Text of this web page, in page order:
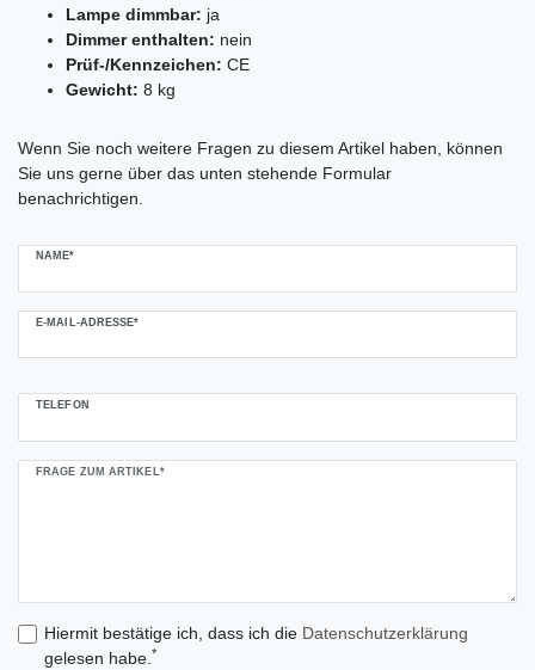
Lampe dimmbar: ja
Dimmer enthalten: nein
Prüf-/Kennzeichen: CE
Gewicht: 8 kg
Wenn Sie noch weitere Fragen zu diesem Artikel haben, können
Sie uns gerne über das unten stehende Formular
benachrichtigen.
NAME*
E-MAIL-ADRESSE*
TELEFON
FRAGE ZUM ARTIKEL*
Hiermit bestätige ich, dass ich die Daten­schutz­erklärung
gelesen habe. *